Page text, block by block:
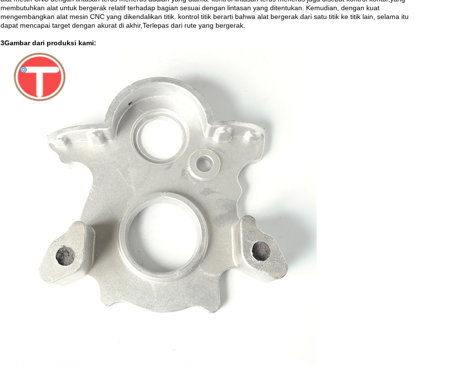
membutuhkan alat untuk bergerak relatif terhadap bagian sesuai dengan lintasan yang ditentukan. Kemudian, dengan kuat
mengembangkan alat mesin CNC yang dikendalikan titik. kontrol titik berarti bahwa alat bergerak dari satu titik ke titik lain, selama itu
dapat mencapai target dengan akurat di akhir,Terlepas dari rute yang bergerak.
3Gambar dari produksi kami: